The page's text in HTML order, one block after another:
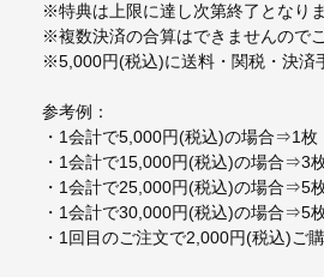
※特典は上限に達し次第終了となりま
※複数決済の合算はできませんので
※5,000円(税込)に送料・関税・決済
参考例：
・1会計で5,000円(税込)の場合⇒1枚
・1会計で15,000円(税込)の場合⇒3
・1会計で25,000円(税込)の場合⇒5
・1会計で30,000円(税込)の場合⇒5
・1回目のご注文で2,000円(税込)